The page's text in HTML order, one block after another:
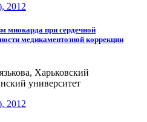
2012
миокарда при сердечной
медикаментозной коррекции
Харьковский
университет
2012